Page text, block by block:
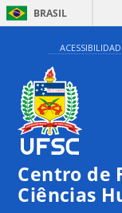
BRASIL
Centro de
Ciências